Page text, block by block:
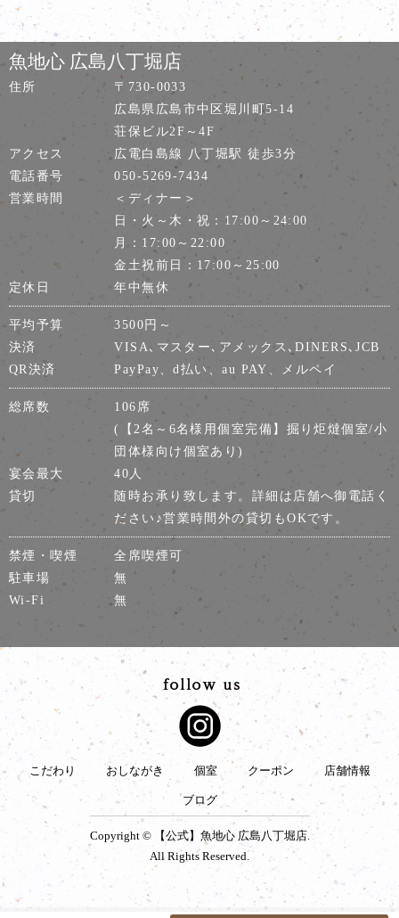
魚地心 広島八丁堀店
住所
〒730-0033
広島県広島市中区堀川町5-14
荘保ビル2F～4F
アクセス
広電白島線 八丁堀駅 徒歩3分
電話番号
050-5269-7434
営業時間
＜ディナー＞
日・火～木・祝：17:00～24:00
月：17:00～22:00
金土祝前日：17:00～25:00
定休日
年中無休
平均予算
3500円～
決済
VISA､マスター､アメックス､DINERS､JCB
QR決済
PayPay、d払い、au PAY、メルペイ
総席数
106席
(【2名～6名様用個室完備】掘り炬燵個室/小
団体様向け個室あり)
宴会最大
40人
貸切
随時お承り致します。詳細は店舗へ御電話く
ださい♪営業時間外の貸切もOKです。
禁煙・喫煙
全席喫煙可
駐車場
無
Wi-Fi
無
こだわり おしながき 個室 クーポン 店舗情報
ブログ
Copyright © 【公式】魚地心 広島八丁堀店.
All Rights Reserved.